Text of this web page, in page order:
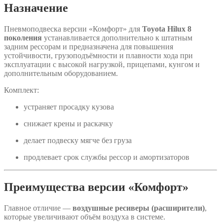
Назначение
Пневмоподвеска версии «Комфорт» для Toyota Hilux 8
поколения устанавливается дополнительно к штатным
задним рессорам и предназначена для повышения
устойчивости, грузоподъёмности и плавности хода при
эксплуатации с высокой нагрузкой, прицепами, кунгом и
дополнительным оборудованием.
Комплект:
устраняет просадку кузова
снижает крены и раскачку
делает подвеску мягче без груза
продлевает срок службы рессор и амортизаторов
Преимущества версии «Комфорт»
Главное отличие — воздушные ресиверы (расширители),
которые увеличивают объём воздуха в системе.